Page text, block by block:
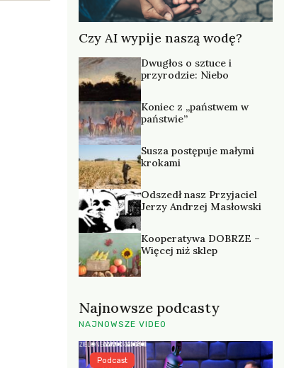
Czy AI wypije naszą wodę?
Dwugłos o sztuce i
przyrodzie: Niebo
Koniec z „państwem w
państwie”
Susza postępuje małymi
krokami
Odszedł nasz Przyjaciel
Jerzy Andrzej Masłowski
Kooperatywa DOBRZE –
Więcej niż sklep
Najnowsze podcasty
NAJNOWSZE VIDEO
Podcast